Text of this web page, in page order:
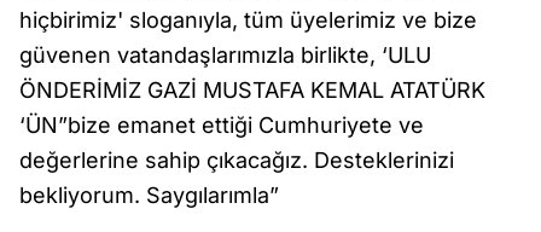
hiçbirimiz' sloganıyla, tüm üyelerimiz ve bize
güvenen vatandaşlarımızla birlikte, ‘ULU
ÖNDERİMİZ GAZİ MUSTAFA KEMAL ATATÜRK
‘ÜN”bize emanet ettiği Cumhuriyete ve
değerlerine sahip çıkacağız. Desteklerinizi
bekliyorum. Saygılarımla”